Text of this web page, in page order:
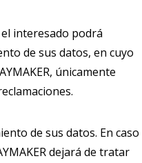
interesado podrá
de sus datos, en cuyo
únicamente
de sus datos. En caso
dejará de tratar